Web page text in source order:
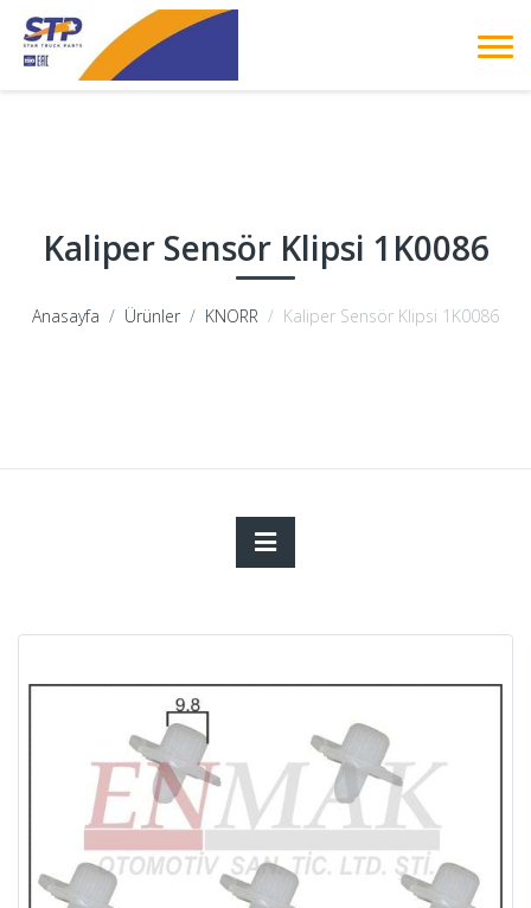
Kaliper Sensör Klipsi 1K0086
Anasayfa Ürünler KNORR Kaliper Sensör Klipsi 1K0086